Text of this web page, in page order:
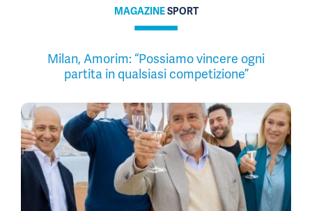
MAGAZINESPORT
Milan, Amorim: “Possiamo vincere ogni
partita in qualsiasi competizione”